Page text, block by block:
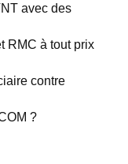
avec des
RMC à tout prix
contre
?